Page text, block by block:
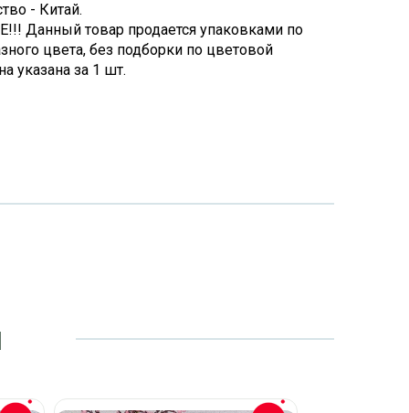
- Китай.
Данный товар продается упаковками по
цвета, без подборки по цветовой
указана за 1 шт.